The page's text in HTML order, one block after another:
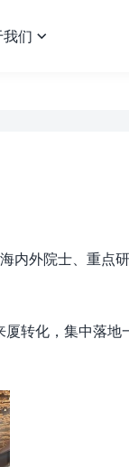
我们 
内外院士、重点
转化，集中落地